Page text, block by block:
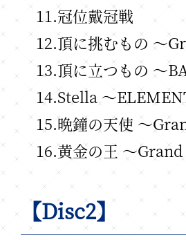
11.冠位戴冠戦
12.頂に挑むもの ～
13.頂に立つもの ～
14.Stella ～
15.晩鐘の天使 ～
16.黄金の王 ～
【Disc2】